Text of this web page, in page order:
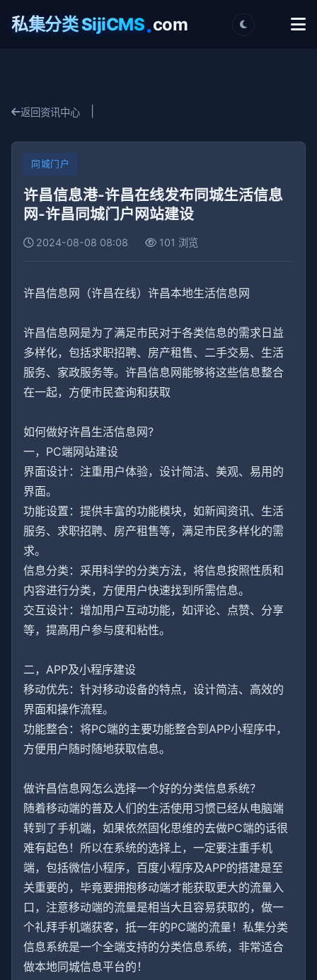
私集分类 SijiCMS.com
返回资讯中心
同城门户
许昌信息港-许昌在线发布同城生活信息
网-许昌同城门户网站建设
2024-08-08 08:08 101 浏览
许昌信息网（许昌在线）许昌本地生活信息网
许昌信息网是为了满足市民对于各类信息的需求日益
多样化，包括求职招聘、房产租售、二手交易、生活
服务、家政服务等。许昌信息网能够将这些信息整合
在一起，方便市民查询和获取
如何做好许昌生活信息网?
一，PC端网站建设
界面设计：注重用户体验，设计简洁、美观、易用的
界面。
功能设置：提供丰富的功能模块，如新闻资讯、生活
服务、求职招聘、房产租售等，满足市民多样化的需
求。
信息分类：采用科学的分类方法，将信息按照性质和
内容进行分类，方便用户快速找到所需信息。
交互设计：增加用户互动功能，如评论、点赞、分享
等，提高用户参与度和粘性。
二，APP及小程序建设
移动优先：针对移动设备的特点，设计简洁、高效的
界面和操作流程。
功能整合：将PC端的主要功能整合到APP小程序中，
方便用户随时随地获取信息。
做许昌信息网怎么选择一个好的分类信息系统？
随着移动端的普及人们的生活使用习惯已经从电脑端
转到了手机端，如果依然固化思维的去做PC端的话很
难有起色！所以在系统的选择上，一定要注重手机
端，包括微信小程序，百度小程序及APP的搭建是至
关重要的，毕竟要拥抱移动端才能获取更大的流量入
口，注意移动端的流量是相当大且容易获取的，做一
个礼拜手机端获客，抵一年的PC端的流量！私集分类
信息系统是一个全端支持的分类信息系统，非常适合
做本地同城信息平台的！